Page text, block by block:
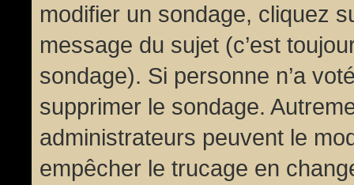
modifier un sondage, cliquez
message du sujet (c’est
sondage). Si personne n’a
supprimer le sondage.
administrateurs peuvent le
empêcher le trucage en